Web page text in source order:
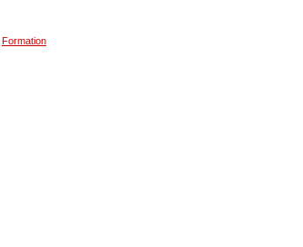
Formation